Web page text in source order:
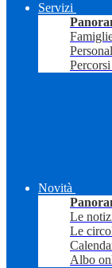
Servizi
Novità
Le
Le
Albo